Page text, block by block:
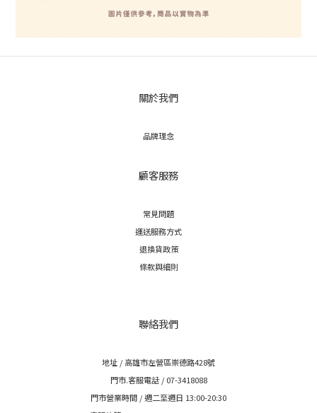
關於我們
品牌理念
顧客服務
常見問題
運送服務方式
退換貨政策
條款與細則
聯絡我們
地址 / 高雄市左營區崇德路428號
門市.客服電話 / 07-3418088
門市營業時間 / 週二至週日 13:00-20:30